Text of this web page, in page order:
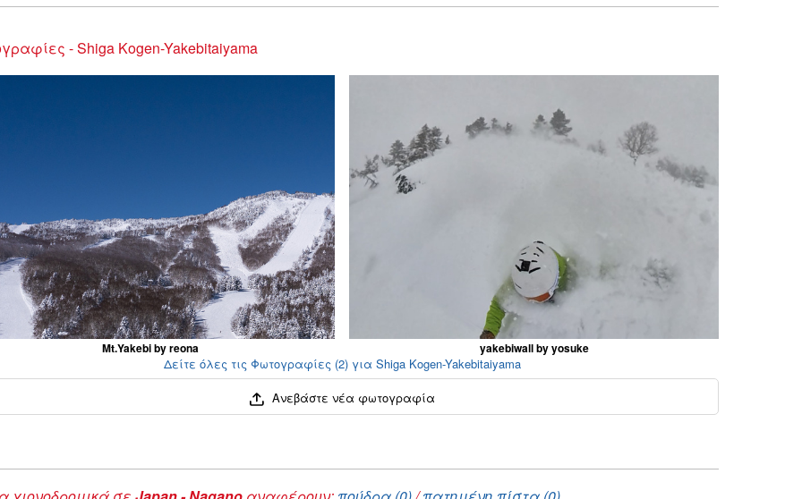
- Shiga Kogen-Yakebitaiyama
Mt.Yakebi by reona yakebiwall by yosuke
Δείτε όλες τις Φωτογραφίες (2) για Shiga Kogen-Yakebitaiyama
Ανεβάστε νέα φωτογραφία